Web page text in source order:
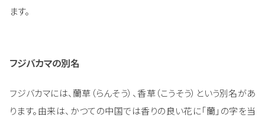
ます。
フジバカマの別名
フジバカマには、蘭草（らんそう）、香草（こうそう）という別名があ
ります。由来は、かつての中国では香りの良い花に「蘭」の字を当